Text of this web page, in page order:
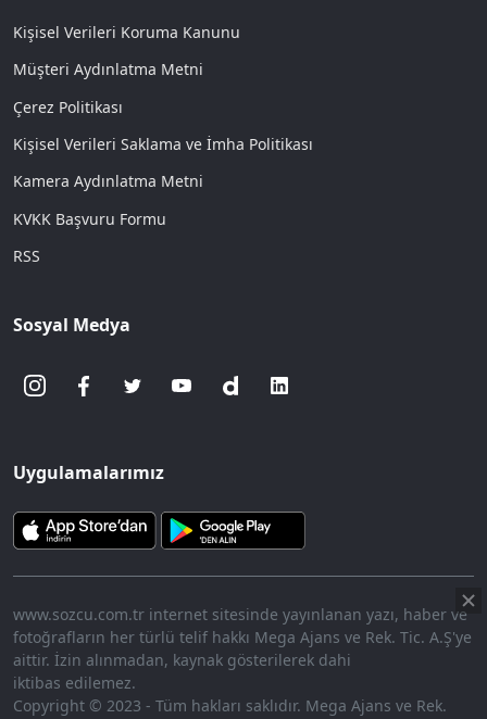
Kişisel Verileri Koruma Kanunu
Müşteri Aydınlatma Metni
Çerez Politikası
Kişisel Verileri Saklama ve İmha Politikası
Kamera Aydınlatma Metni
KVKK Başvuru Formu
RSS
Sosyal Medya
Uygulamalarımız
www.sozcu.com.tr internet sitesinde yayınlanan yazı, haber ve
fotoğrafların her türlü telif hakkı Mega Ajans ve Rek. Tic. A.Ş'ye
aittir. İzin alınmadan, kaynak gösterilerek dahi
iktibas edilemez.
Copyright © 2023 - Tüm hakları saklıdır. Mega Ajans ve Rek.